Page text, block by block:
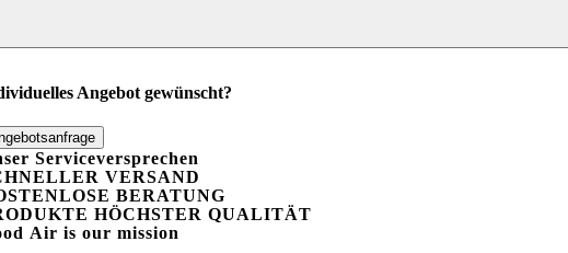
Angebot gewünscht?
Serviceversprechen
VERSAND
BERATUNG
HÖCHSTER QUALITÄT
Air is our mission